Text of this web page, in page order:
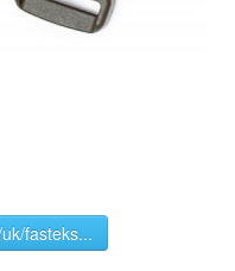
fasteks...